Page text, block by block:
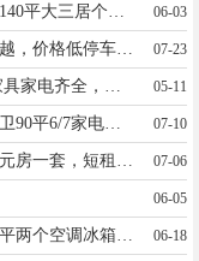
06-03
南羊市道商住楼有房间出租，位置优越，价格低停车方便，适合办公，培训，宿舍，直播，联系电话13315915617 07-23
05-11
个人出租车站南路单元房两室两厅一卫90平6/7家电家具齐全双全有小房月租700元电话13333095526 07-10
07-06
06-05
个人住房冶金西区三层两室无厅，50平两个空调冰箱洗衣机，热水器，两气，不短租。月租650元电话19233291161 06-18